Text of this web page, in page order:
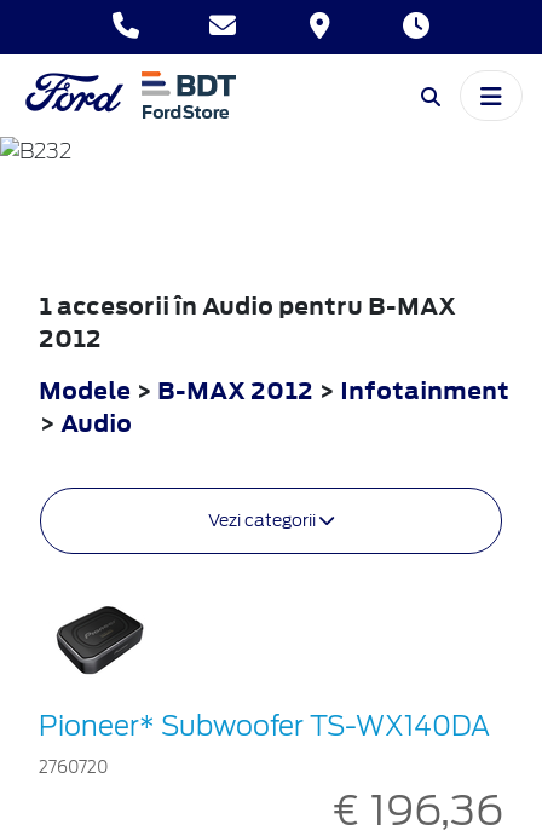
B-MAX
1 accesorii în Audio pentru B-MAX
2012
Modele > B-MAX 2012 > Infotainment
> Audio
Vezi categorii
Pioneer* Subwoofer TS-WX140DA
2760720
€ 196,36